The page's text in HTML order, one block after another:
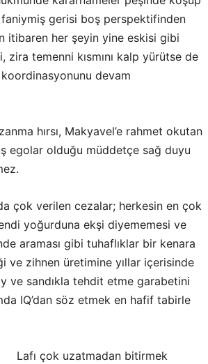
gerisi boş perspektifinden
itibaren her şeyin yine eskisi gibi
temenni kısmını kalp yürütse de
devam
hırsı, Makyavel’e rahmet okutan
egolar olduğu müddetçe sağ duyu
çok verilen cezalar; herkesin en çok
yoğurduna ekşi diyememesi ve
araması gibi tuhaflıklar bir kenara
ve zihnen üretimine yıllar içerisinde
ve sandıkla tehdit etme garabetini
IQ’dan söz etmek en hafif tabirle
Lafı çok uzatmadan bitirmek